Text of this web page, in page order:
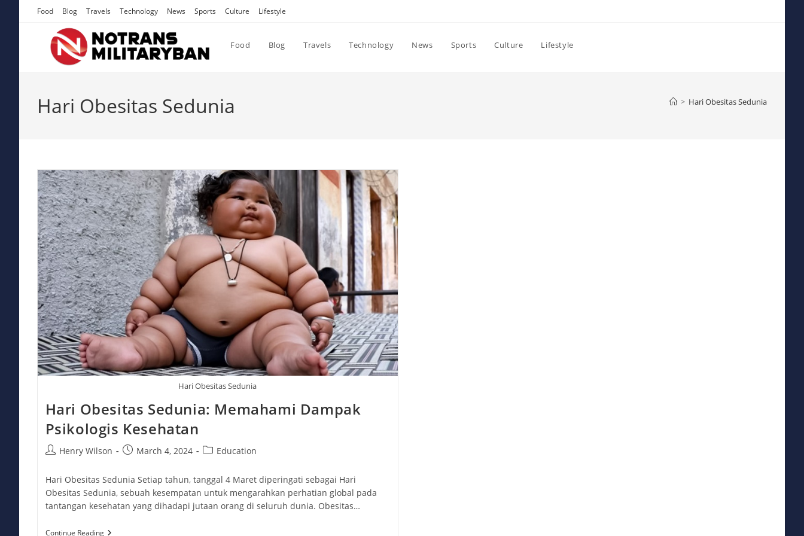
Food Blog Travels Technology News Sports Culture Lifestyle
Food Blog Travels Technology News Sports Culture Lifestyle
Hari Obesitas Sedunia > Hari Obesitas Sedunia
Hari Obesitas Sedunia
Hari Obesitas Sedunia: Memahami Dampak
Psikologis Kesehatan
PostHenry Wilson
PostMarch 4, 2024
PostEducation
Hari Obesitas Sedunia Setiap tahun, tanggal 4 Maret diperingati sebagai Hari
Obesitas Sedunia, sebuah kesempatan untuk mengarahkan perhatian global pada
tantangan kesehatan yang dihadapi jutaan orang di seluruh dunia. Obesitas…
Continue ReadingHari